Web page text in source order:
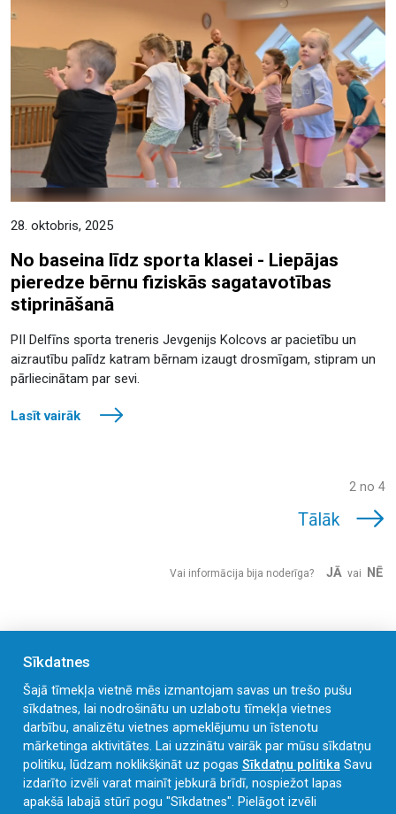
28. oktobris, 2025
No baseina līdz sporta klasei - Liepājas
pieredze bērnu fiziskās sagatavotības
stiprināšanā
PII Delfīns sporta treneris Jevgenijs Kolcovs ar pacietību un
aizrautību palīdz katram bērnam izaugt drosmīgam, stipram un
pārliecinātam par sevi.
Lasīt vairāk
2 no 4
Tālāk
Vai informācija bija noderīga? JĀ vai NĒ
Elizabetes iela 4, Liepāja, LV-3405
Sīkdatnes
Šajā tīmekļa vietnē mēs izmantojam savas un trešo pušu
sīkdatnes, lai nodrošinātu un uzlabotu tīmekļa vietnes
darbību, analizētu vietnes apmeklējumu un īstenotu
mārketinga aktivitātes. Lai uzzinātu vairāk par mūsu sīkdatņu
politiku, lūdzam noklikšķināt uz pogas Sīkdatņu politikaSavu
izdarīto izvēli varat mainīt jebkurā brīdī, nospiežot lapas
apakšā labajā stūrī pogu "Sīkdatnes". Pielāgot izvēli